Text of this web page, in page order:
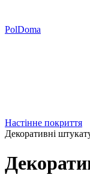
PolDoma
Настінне покриття
Декоративні